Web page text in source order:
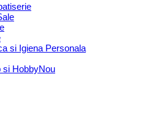
si Igiena Personala
si Hobby